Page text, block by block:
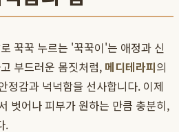
꾹꾹 누르는 '꾹꾹이'는 애정과 신
부드러운 몸짓처럼, 메디테라피의
정감과 넉넉함을 선사합니다. 이제
벗어나 피부가 원하는 만큼 충분히,
.